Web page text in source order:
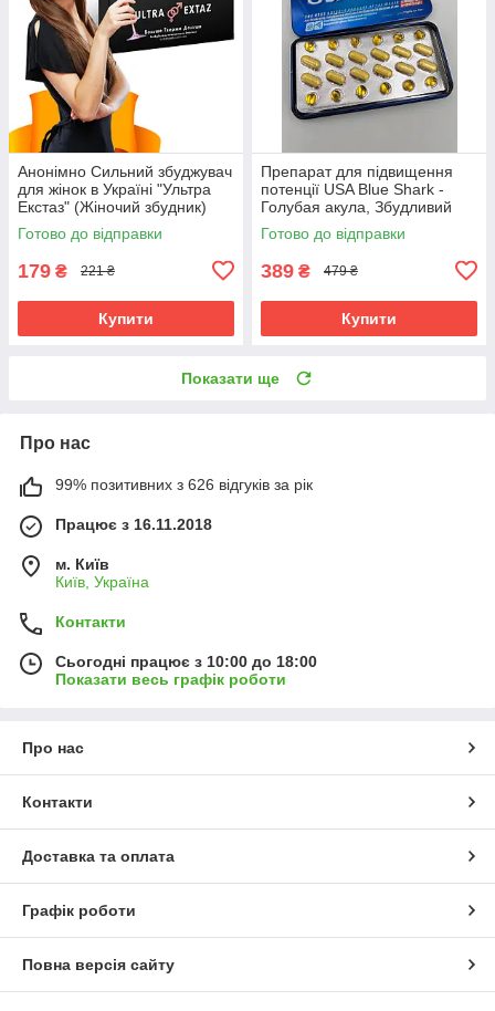
Анонімно Сильний збуджувач
для жінок в Україні "Ультра
Екстаз" (Жіночий збудник)
Готово до відправки
179 ₴ 221 ₴
Купити
Препарат для підвищення
потенції USA Blue Shark -
Голубая акула, Збудливий
засіб для чоловіків
Готово до відправки
389 ₴ 479 ₴
Купити
Показати ще
Про нас
99% позитивних з 626 відгуків за рік
Працює з 16.11.2018
м. Київ
Київ, Україна
Контакти
Сьогодні працює з 10:00 до 18:00
Показати весь графік роботи
Про нас
Контакти
Доставка та оплата
Графік роботи
Повна версія сайту